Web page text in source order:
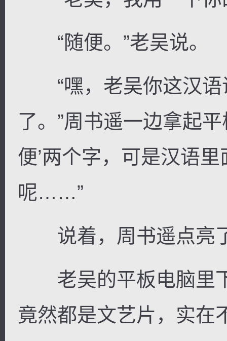
“随便。”老吴说。
“嘿，老吴你这汉语
了。”周书遥一边拿起
便’两个字，可是汉语
呢……”
说着，周书遥点亮
老吴的平板电脑里
竟然都是文艺片，实在